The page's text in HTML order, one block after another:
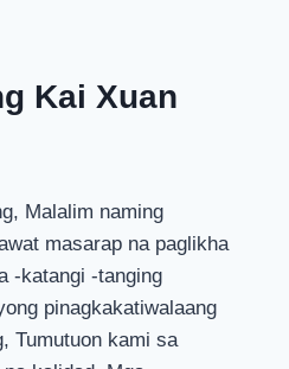
Kai Xuan
Malalim naming
masarap na paglikha
-katangi -tanging
pinagkakatiwalaang
Tumutuon kami sa